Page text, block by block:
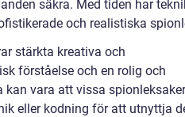
säkra. Med tiden har
och realistiska
stärkta kreativa och
förståelse och en rolig och
kan vara att vissa
eller kodning för att utnyttja